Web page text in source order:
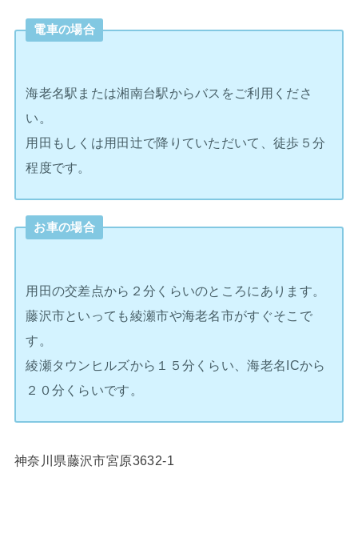
電車の場合
海老名駅または湘南台駅からバスをご利用くださ
い。
用田もしくは用田辻で降りていただいて、徒歩５分
程度です。
お車の場合
用田の交差点から２分くらいのところにあります。
藤沢市といっても綾瀬市や海老名市がすぐそこで
す。
綾瀬タウンヒルズから１５分くらい、海老名ICから
２０分くらいです。
神奈川県藤沢市宮原3632-1